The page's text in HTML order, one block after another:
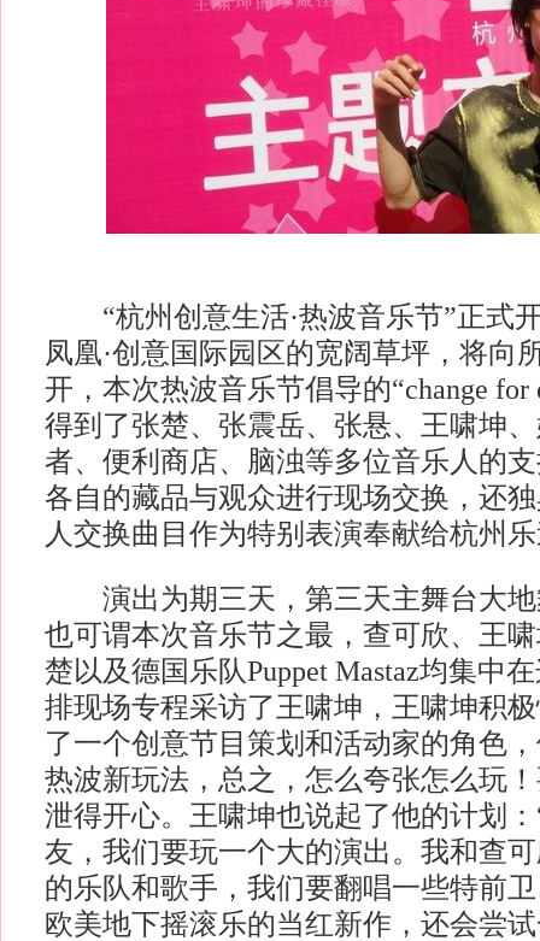
“杭州创意生活·热波音乐节”正式
凤凰·创意国际园区的宽阔草坪，将向
开，本次热波音乐节倡导的“change for
得到了张楚、张震岳、张悬、王啸坤
者、便利商店、脑浊等多位音乐人的
各自的藏品与观众进行现场交换，还
人交换曲目作为特别表演奉献给杭州
演出为期三天，第三天主舞台大地
也可谓本次音乐节之最，查可欣、王
楚以及德国乐队Puppet Mastaz均集中
排现场专程采访了王啸坤，王啸坤积
了一个创意节目策划和活动家的角色
热波新玩法，总之，怎么夸张怎么玩
泄得开心。王啸坤也说起了他的计划
友，我们要玩一个大的演出。我和查
的乐队和歌手，我们要翻唱一些特前
欧美地下摇滚乐的当红新作，还会尝